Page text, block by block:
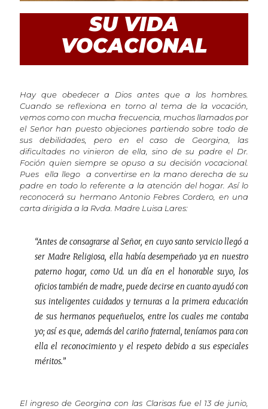
SU VIDA
VOCACIONAL
Hay que obedecer a Dios antes que a los hombres.
Cuando se reflexiona en torno al tema de la vocación,
vemos como con mucha frecuencia, muchos llamados por
el Señor han puesto objeciones partiendo sobre todo de
sus debilidades, pero en el caso de Georgina, las
dificultades no vinieron de ella, sino de su padre el Dr.
Foción quien siempre se opuso a su decisión vocacional.
Pues ella llego a convertirse en la mano derecha de su
padre en todo lo referente a la atención del hogar. Así lo
reconocerá su hermano Antonio Febres Cordero, en una
carta dirigida a la Rvda. Madre Luisa Lares:
“Antes de consagrarse al Señor, en cuyo santo servicio llegó a
ser Madre Religiosa, ella había desempeñado ya en nuestro
paterno hogar, como Ud. un día en el honorable suyo, los
oficios también de madre, puede decirse en cuanto ayudó con
sus inteligentes cuidados y ternuras a la primera educación
de sus hermanos pequeñuelos, entre los cuales me contaba
yo; así es que, además del cariño fraternal, teníamos para con
ella el reconocimiento y el respeto debido a sus especiales
méritos.”
El ingreso de Georgina con las Clarisas fue el 13 de junio,